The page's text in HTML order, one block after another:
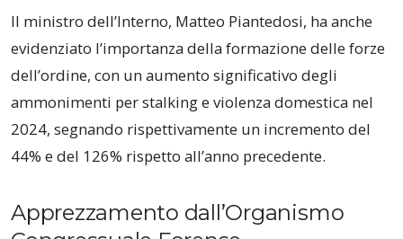
Il ministro dell’Interno, Matteo Piantedosi, ha anche
evidenziato l’importanza della formazione delle forze
dell’ordine, con un aumento significativo degli
ammonimenti per stalking e violenza domestica nel
2024, segnando rispettivamente un incremento del
44% e del 126% rispetto all’anno precedente.
Apprezzamento dall’Organismo